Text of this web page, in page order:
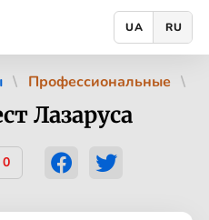
UA RU
Профессиональные
Лазаруса
0